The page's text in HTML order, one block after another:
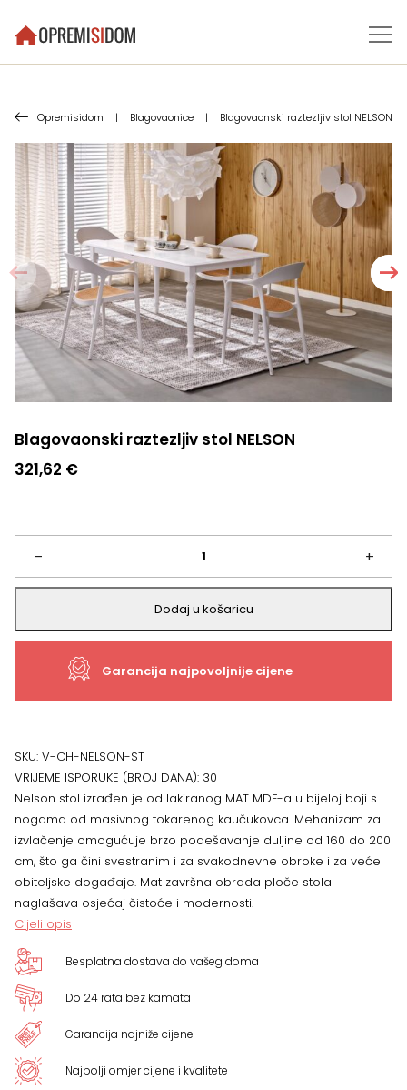
Opremisidom | Blagovaonice | Blagovaonski raztezljiv stol NELSON
Blagovaonski raztezljiv stol NELSON
321,62 €
–
Blagovaonski
raztezljiv
stol
+
Dodaj u košaricu
Garancija najpovoljnije cijene
SKU: V-CH-NELSON-ST
VRIJEME ISPORUKE (BROJ DANA): 30
Nelson stol izrađen je od lakiranog MAT MDF-a u bijeloj boji s
nogama od masivnog tokarenog kaučukovca. Mehanizam za
izvlačenje omogućuje brzo podešavanje duljine od 160 do 200
cm, što ga čini svestranim i za svakodnevne obroke i za veće
obiteljske događaje. Mat završna obrada ploče stola
naglašava osjećaj čistoće i modernosti.
Cijeli opis
Besplatna dostava do vašeg doma
Do 24 rata bez kamata
Garancija najniže cijene
Najbolji omjer cijene i kvalitete